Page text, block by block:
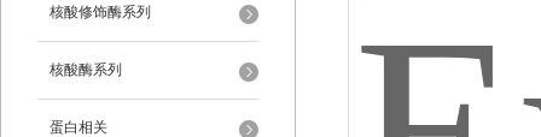
核酸修饰酶系列
核酸酶系列
蛋白相关